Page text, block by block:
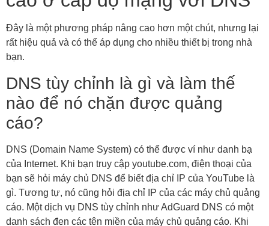
Đây là một phương pháp nâng cao hơn một chút, nhưng lại
rất hiệu quả và có thể áp dụng cho nhiều thiết bị trong nhà
bạn.
DNS tùy chỉnh là gì và làm thế
nào để nó chặn được quảng
cáo?
DNS (Domain Name System) có thể được ví như danh bạ
của Internet. Khi bạn truy cập youtube.com, điện thoại của
bạn sẽ hỏi máy chủ DNS để biết địa chỉ IP của YouTube là
gì. Tương tự, nó cũng hỏi địa chỉ IP của các máy chủ quảng
cáo. Một dịch vụ DNS tùy chỉnh như AdGuard DNS có một
danh sách đen các tên miền của máy chủ quảng cáo. Khi